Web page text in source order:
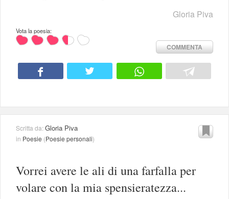
Gloria Piva
Vota la poesia:
COMMENTA
Scritta da:Gloria Piva
in Poesie (Poesie personali)
Vorrei avere le ali di una farfalla per
volare con la mia spensieratezza...